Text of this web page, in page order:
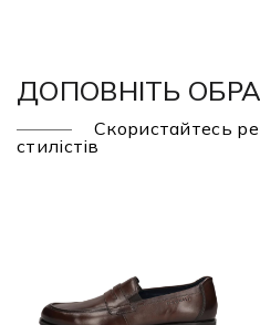
ДОПОВНІТЬ
Скористайтесь
стилістів